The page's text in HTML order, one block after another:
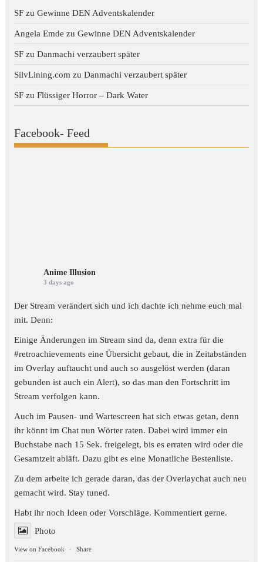
SF zuGewinne DEN Adventskalender
Angela Emde zuGewinne DEN Adventskalender
SF zuDanmachi verzaubert später
SilvLining.com zuDanmachi verzaubert später
SF zuFlüssiger Horror – Dark Water
Facebook- Feed
Anime Illusion
3 days ago
Der Stream verändert sich und ich dachte ich nehme euch mal
mit. Denn:
Einige Änderungen im Stream sind da, denn extra für die
#retroachievements eine Übersicht gebaut, die in Zeitabständen
im Overlay auftaucht und auch so ausgelöst werden (daran
gebunden ist auch ein Alert), so das man den Fortschritt im
Stream verfolgen kann.
Auch im Pausen- und Wartescreen hat sich etwas getan, denn
ihr könnt im Chat nun Wörter raten. Dabei wird immer ein
Buchstabe nach 15 Sek. freigelegt, bis es erraten wird oder die
Gesamtzeit abläft. Dazu gibt es eine Monatliche Bestenliste.
Zu dem arbeite ich gerade daran, das der Overlaychat auch neu
gemacht wird. Stay tuned.
Habt ihr noch Ideen oder Vorschläge. Kommentiert gerne.
Photo
View on Facebook · Share